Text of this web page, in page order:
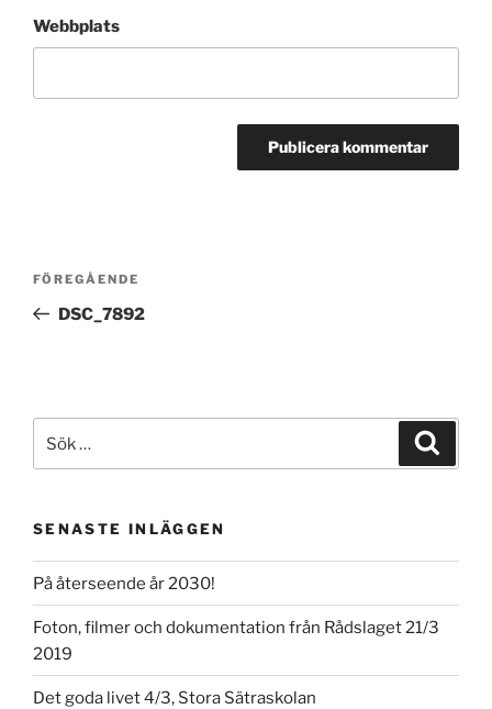
Webbplats
Inläggsnavigering
Föregående
inlägg
FÖREGÅENDE
DSC_7892
efter:
SENASTE INLÄGGEN
På återseende år 2030!
Foton, filmer och dokumentation från Rådslaget 21/3
2019
Det goda livet 4/3, Stora Sätraskolan